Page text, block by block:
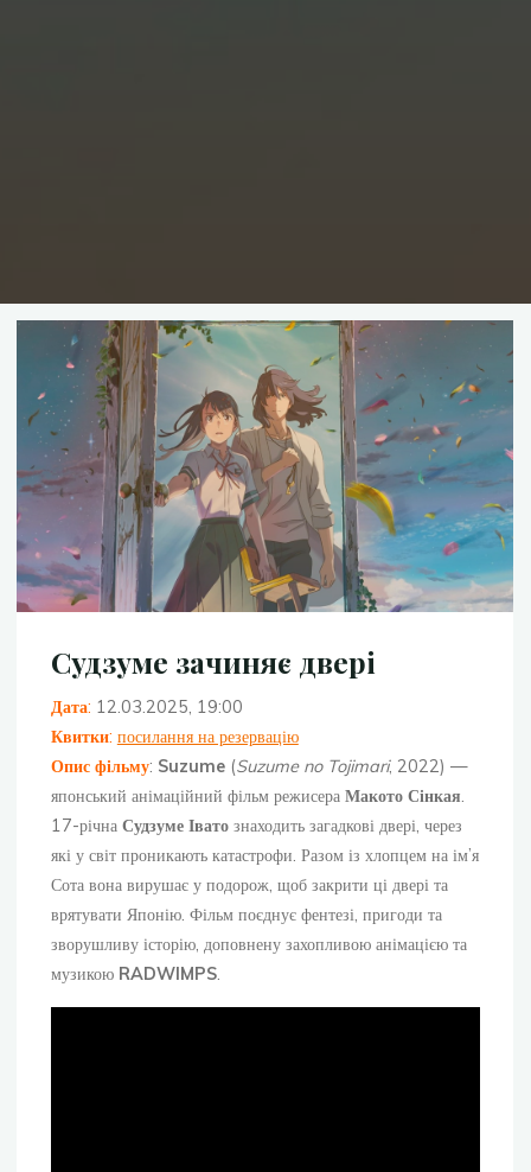
Судзуме зачиняє двері
Дата: 12.03.2025, 19:00
Квитки:посилання на резервацію
Опис фільму: Suzume (Suzume no Tojimari, 2022) —
японський анімаційний фільм режисераМакото Сінкая.
17-річнаСудзуме Івато знаходить загадкові двері, через
які у світ проникають катастрофи. Разом із хлопцем на ім’я
Сота вона вирушає у подорож, щоб закрити ці двері та
врятувати Японію. Фільм поєднує фентезі, пригоди та
зворушливу історію, доповнену захопливою анімацією та
музикою RADWIMPS.